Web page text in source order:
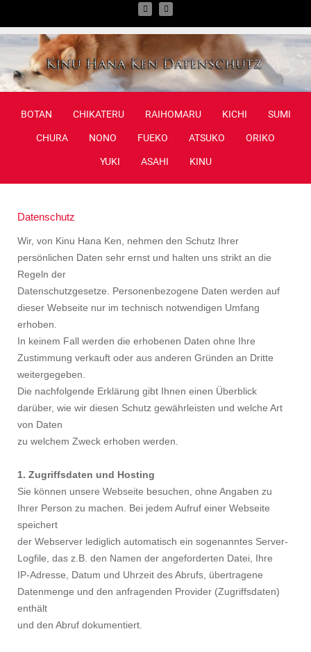
BOTAN CHIKATERU RAIHOMARU KICHI
SUMI
CHURA
NONO FUEKO ATSUKO
ORIKO
YUKI
ASAHI KINU
Datenschutz
Wir, von Kinu Hana Ken, nehmen den Schutz Ihrer
persönlichen Daten sehr ernst und halten uns strikt an die
Regeln der
Datenschutzgesetze. Personenbezogene Daten werden auf
dieser Webseite nur im technisch notwendigen Umfang
erhoben.
In keinem Fall werden die erhobenen Daten ohne Ihre
Zustimmung verkauft oder aus anderen Gründen an Dritte
weitergegeben.
Die nachfolgende Erklärung gibt Ihnen einen Überblick
darüber, wie wir diesen Schutz gewährleisten und welche Art
von Daten
zu welchem Zweck erhoben werden.
1. Zugriffsdaten und Hosting
Sie können unsere Webseite besuchen, ohne Angaben zu
Ihrer Person zu machen. Bei jedem Aufruf einer Webseite
speichert
der Webserver lediglich automatisch ein sogenanntes Server-
Logfile, das z.B. den Namen der angeforderten Datei, Ihre
IP-Adresse, Datum und Uhrzeit des Abrufs, übertragene
Datenmenge und den anfragenden Provider (Zugriffsdaten)
enthält
und den Abruf dokumentiert.